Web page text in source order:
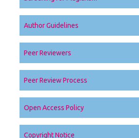
Author Guidelines
Peer Reviewers
Peer Review Process
Open Access Policy
Copyright Notice